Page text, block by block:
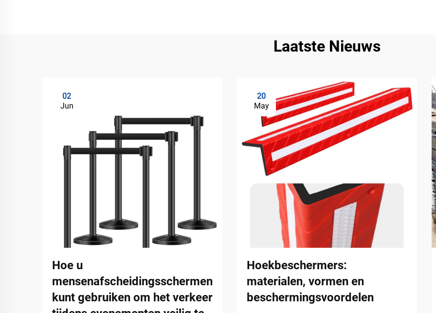
Laatste Nieuws
02
Jun
Hoe u
mensenafscheidingsschermen
kunt gebruiken om het verkeer
20
May
Hoekbeschermers:
materialen, vormen en
beschermingsvoordelen